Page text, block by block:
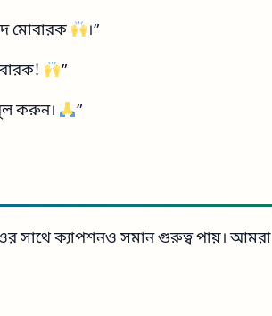
মোবারক
।”
”
করুন। ”
সাথে ক্যাপশনও সমান গুরুত্ব পায়। আমরা